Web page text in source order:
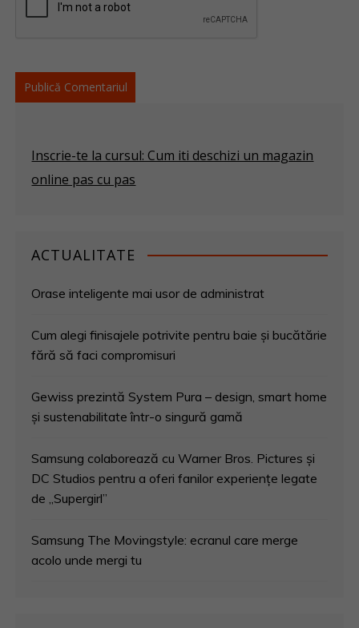
Inscrie-te la cursul: Cum iti deschizi un magazin
online pas cu pas
ACTUALITATE
Orase inteligente mai usor de administrat
Cum alegi finisajele potrivite pentru baie și bucătărie
fără să faci compromisuri
Gewiss prezintă System Pura – design, smart home
și sustenabilitate într-o singură gamă
Samsung colaborează cu Warner Bros. Pictures și
DC Studios pentru a oferi fanilor experiențe legate
de „Supergirl”
Samsung The Movingstyle: ecranul care merge
acolo unde mergi tu